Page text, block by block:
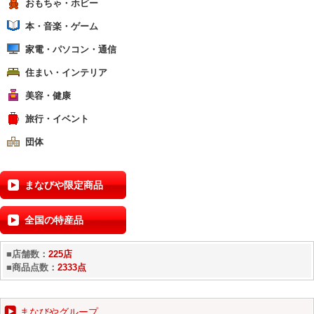
おもちゃ・ホビー
本・音楽・ゲーム
家電・パソコン・通信
住まい・インテリア
美容・健康
旅行・イベント
団体
まなびや限定商品
全国の特産品
■店舗数： 225店
■商品点数： 2333点